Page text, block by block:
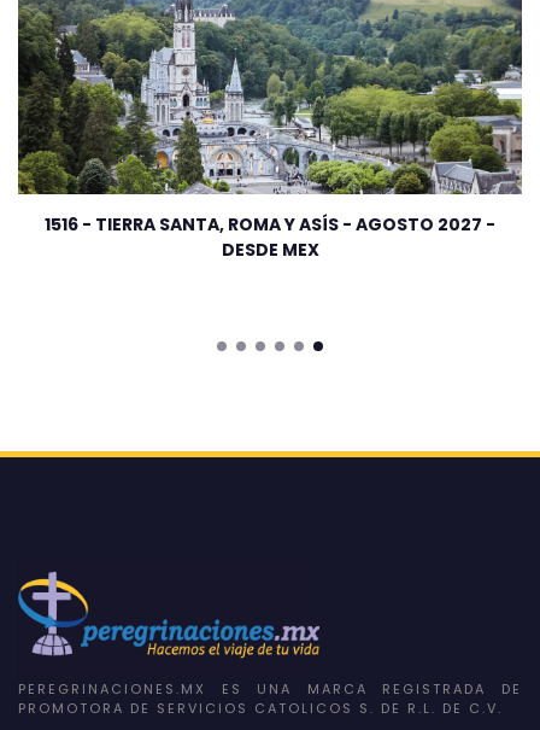
1516 - TIERRA SANTA, ROMA Y ASÍS - AGOSTO 2027 -
DESDE MEX
PEREGRINACIONES.MX ES UNA MARCA REGISTRADA DE
PROMOTORA DE SERVICIOS CATOLICOS S. DE R.L. DE C.V.